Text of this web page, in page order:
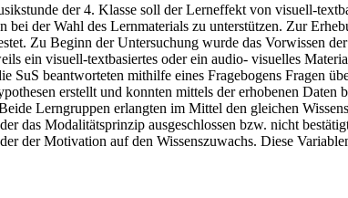
der 4. Klasse soll der Lerneffekt von visuell-
der Wahl des Lernmaterials zu unterstützen. Zur
Zu Beginn der Untersuchung wurde das Vorwissen
ein visuell-textbasiertes oder ein audio- visuelles
SuS beantworteten mithilfe eines Fragebogens Fragen
erstellt und konnten mittels der erhobenen
Lerngruppen erlangten im Mittel den gleichen
das Modalitätsprinzip ausgeschlossen bzw. nicht
der Motivation auf den Wissenszuwachs. Diese